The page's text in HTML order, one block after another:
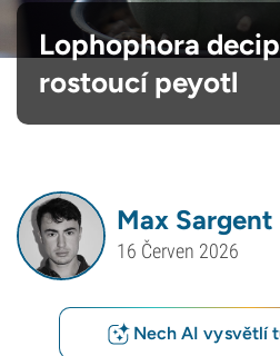
Lophophora
rostoucí peyotl
Max Sargent
16 Červen 2026
Nech AI vysvětlí